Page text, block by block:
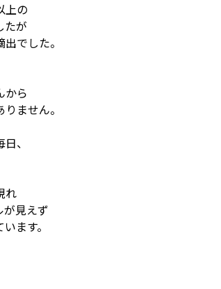
上の
たが
でした。
から
ません。
、
れ
が見えず
ます。